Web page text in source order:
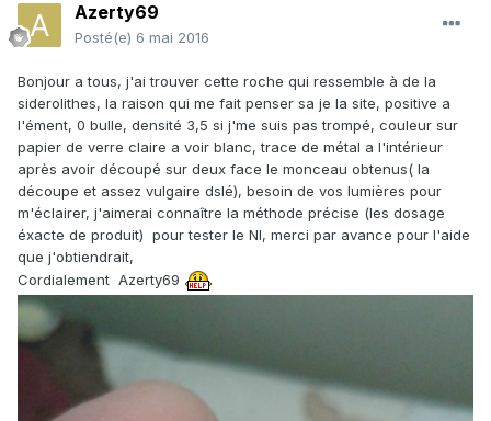
Azerty69
Posté(e) 6 mai 2016
Bonjour a tous, j'ai trouver cette roche qui ressemble à de la
siderolithes, la raison qui me fait penser sa je la site, positive a
l'ément, 0 bulle, densité 3,5 si j'me suis pas trompé, couleur sur
papier de verre claire a voir blanc, trace de métal a l'intérieur
après avoir découpé sur deux face le monceau obtenus( la
découpe et assez vulgaire dslé), besoin de vos lumières pour
m'éclairer, j'aimerai connaître la méthode précise (les dosage
éxacte de produit) pour tester le NI, merci par avance pour l'aide
que j'obtiendrait,
Cordialement Azerty69